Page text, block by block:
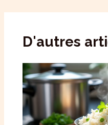
D'autres